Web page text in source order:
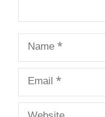
Name
Email
Website